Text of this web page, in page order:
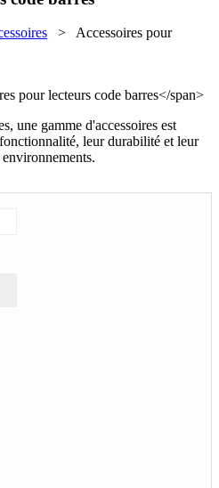
> Accessoires pour
une gamme d'accessoires est
leur durabilité et leur